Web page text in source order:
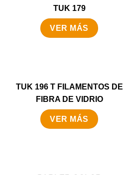
TUK 179
VER MÁS
TUK 196 T FILAMENTOS DE
FIBRA DE VIDRIO
VER MÁS